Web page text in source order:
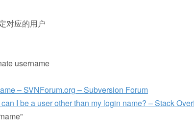
对应的用户
username
– SVNForum.org – Subversion Forum
I be a user other than my login name? – Stack